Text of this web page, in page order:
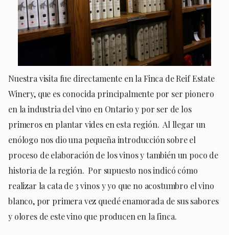
Nuestra visita fue directamente en la Finca de Reif Estate
Winery, que es conocida principalmente por ser pionero
en la industria del vino en Ontario y por ser de los
primeros en plantar vides en esta región. Al llegar un
enólogo nos dio una pequeña introducción sobre el
proceso de elaboración de los vinos y también un poco de
historia de la región. Por supuesto nos indicó cómo
realizar la cata de 3 vinos y yo que no acostumbro el vino
blanco, por primera vez quedé enamorada de sus sabores
y olores de este vino que producen en la finca.